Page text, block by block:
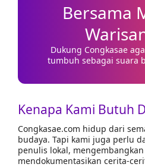
Bersama
Dukung Congkasae
tumbuh sebagai suara
Kenapa Kami Butuh
Congkasae.com hidup dari
budaya. Tapi kami juga perlu
penulis lokal,
mendokumentasikan cerita-